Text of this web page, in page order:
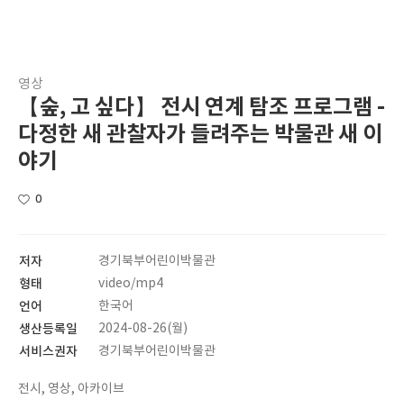
영상
【숲, 고 싶다】 전시 연계 탐조 프로그램 -
다정한 새 관찰자가 들려주는 박물관 새 이
야기
0
저자 경기북부어린이박물관
형태 video/mp4
언어 한국어
생산등록일 2024-08-26(월)
서비스권자 경기북부어린이박물관
전시, 영상, 아카이브